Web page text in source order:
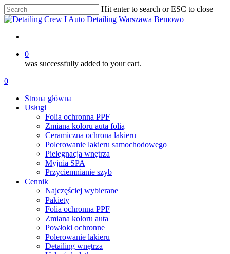
Skip
to
content
Hit enter to search or ESC to close
Close
0
was successfully added to your cart.
Menu
account
0
Strona główna
Usługi
Folia ochronna PPF
Zmiana koloru auta folią
Ceramiczna ochrona lakieru
Polerowanie lakieru samochodowego
Pielęgnacja wnętrza
Myjnia SPA
Przyciemnianie szyb
Cennik
Najczęściej wybierane
Pakiety
Folia ochronna PPF
Zmiana koloru auta
Powłoki ochronne
Polerowanie lakieru
Detailing wnętrza